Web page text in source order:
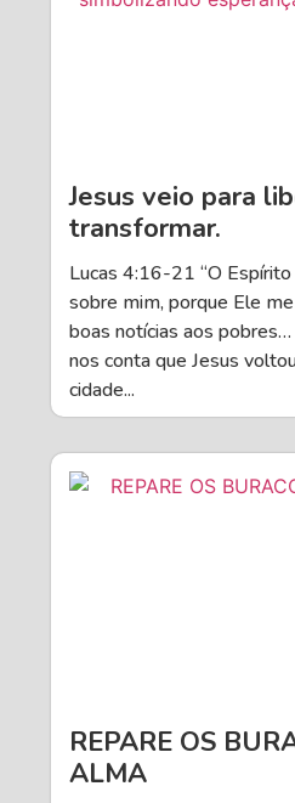
Jesus veio para
transformar.
Lucas 4:16-21 “O
sobre mim, porque Ele me
boas notícias aos
nos conta que Jesus
cidade...
REPARE OS
ALMA